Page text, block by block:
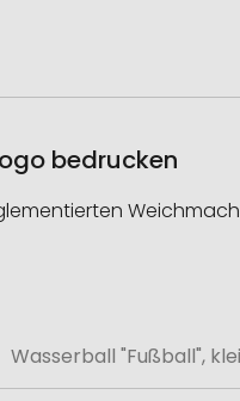
bedrucken
Wasserball "Fußball",